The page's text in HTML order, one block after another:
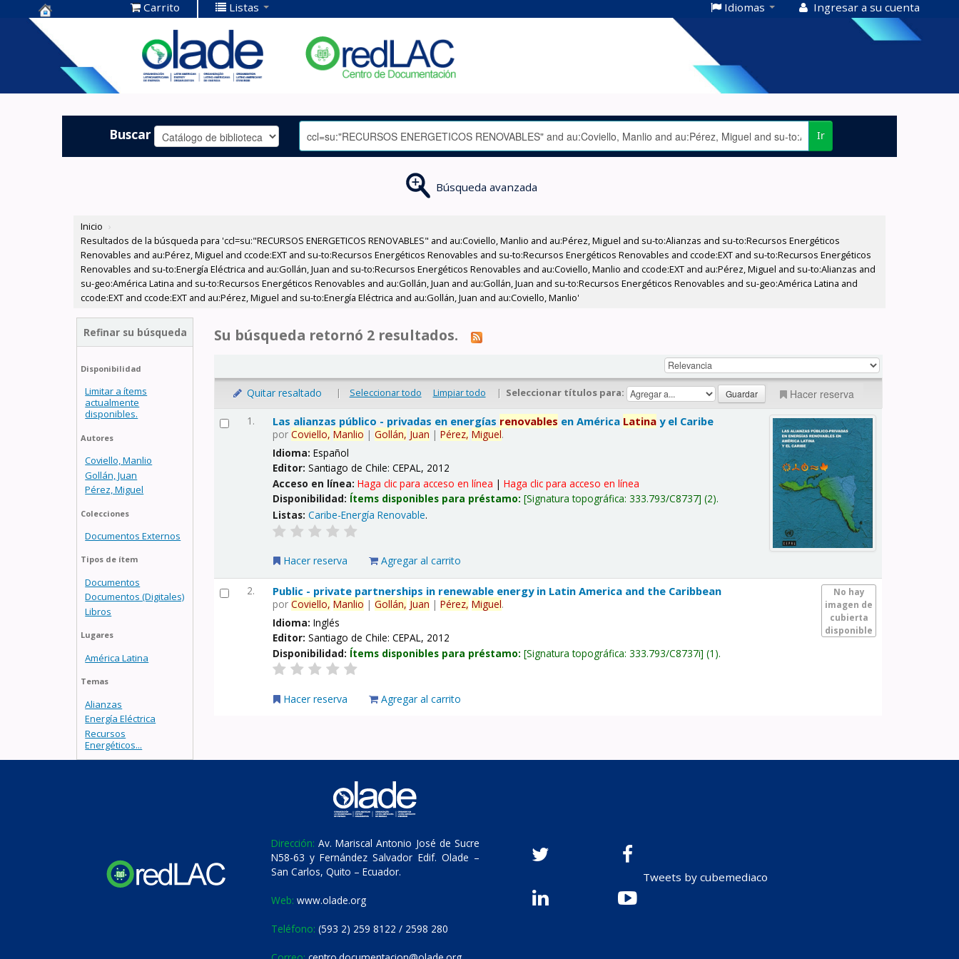
Centro de
Documentación
OLADE -
Carrito Listas Idiomas Ingresar a su cuenta
Buscar Ir
Búsqueda avanzada
Inicio ›
Resultados de la búsqueda para 'ccl=su:"RECURSOS ENERGETICOS RENOVABLES" and au:Coviello, Manlio and au:Pérez, Miguel and su-to:Alianzas and su-to:Recursos Energéticos
Renovables and au:Pérez, Miguel and ccode:EXT and su-to:Recursos Energéticos Renovables and su-to:Recursos Energéticos Renovables and ccode:EXT and su-to:Recursos Energéticos
Renovables and su-to:Energía Eléctrica and au:Gollán, Juan and su-to:Recursos Energéticos Renovables and au:Coviello, Manlio and ccode:EXT and au:Pérez, Miguel and su-to:Alianzas and
su-geo:América Latina and su-to:Recursos Energéticos Renovables and au:Gollán, Juan and au:Gollán, Juan and su-to:Recursos Energéticos Renovables and su-geo:América Latina and
ccode:EXT and ccode:EXT and au:Pérez, Miguel and su-to:Energía Eléctrica and au:Gollán, Juan and au:Coviello, Manlio'
Refinar su búsqueda
Disponibilidad
Limitar a ítems
actualmente
disponibles.
Autores
Coviello, Manlio
Gollán, Juan
Pérez, Miguel
Colecciones
Documentos Externos
Tipos de ítem
Documentos
Documentos (Digitales)
Libros
Lugares
América Latina
Temas
Alianzas
Energía Eléctrica
Recursos
Energéticos...
Su búsqueda retornó 2 resultados.
Quitar resaltado | Seleccionar todo Limpiar todo | Seleccionar títulos para: Hacer reserva
1. Las alianzas público - privadas en energías renovables en América Latina y el Caribe
porCoviello, Manlio |Gollán, Juan |Pérez, Miguel.
Idioma:Español
Editor:Santiago de Chile: CEPAL, 2012
Acceso en línea:Haga clic para acceso en línea |Haga clic para acceso en línea
Disponibilidad: Ítems disponibles para préstamo: Signatura topográfica:333.793/C8737 (2).
Listas: Caribe-Energía Renovable.
Hacer reserva Agregar al carrito
2.
No hay
imagen de
cubierta
disponible
Public - private partnerships in renewable energy in Latin America and the Caribbean
porCoviello, Manlio |Gollán, Juan |Pérez, Miguel.
Idioma:Inglés
Editor:Santiago de Chile: CEPAL, 2012
Disponibilidad: Ítems disponibles para préstamo: Signatura topográfica:333.793/C8737i (1).
Hacer reserva Agregar al carrito
Dirección: Av. Mariscal Antonio José de Sucre
N58-63 y Fernández Salvador Edif. Olade –
San Carlos, Quito – Ecuador.
Web: www.olade.org
Teléfono: (593 2) 259 8122 / 2598 280
Tweets by cubemediaco